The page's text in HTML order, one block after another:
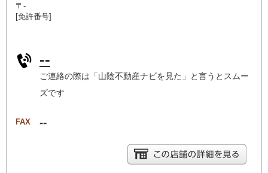
〒-
[免許番号]
--
ご連絡の際は「山陰不動産ナビを見た」と言うとスムー
ズです
FAX --